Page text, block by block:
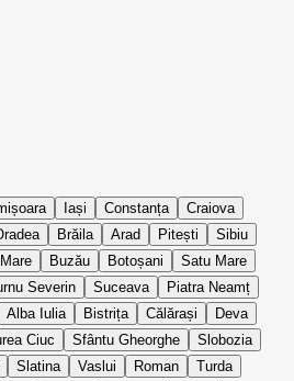
Iași Constanța
Craiova
Brăila Arad Pitești
Sibiu
Buzău Botoșani
Satu Mare
Severin Suceava
Piatra Neamț
Alba Iulia Bistrița Călărași
Deva
Ciuc Sfântu Gheorghe
Slobozia
Slatina Vaslui Roman
Turda